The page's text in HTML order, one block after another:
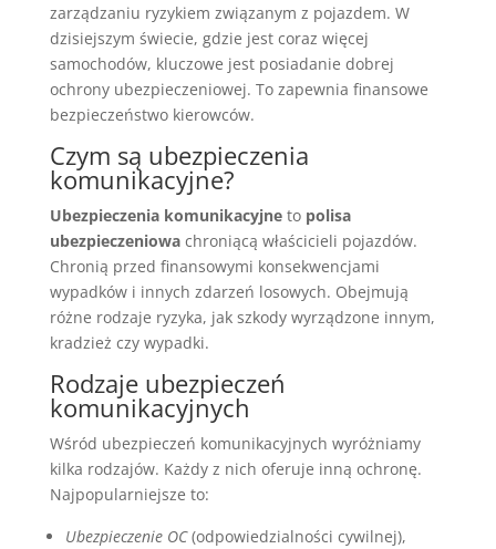
zarządzaniu ryzykiem związanym z pojazdem. W
dzisiejszym świecie, gdzie jest coraz więcej
samochodów, kluczowe jest posiadanie dobrej
ochrony ubezpieczeniowej. To zapewnia finansowe
bezpieczeństwo kierowców.
Czym są ubezpieczenia
komunikacyjne?
Ubezpieczenia komunikacyjneto polisa
ubezpieczeniowachroniącą właścicieli pojazdów.
Chronią przed finansowymi konsekwencjami
wypadków i innych zdarzeń losowych. Obejmują
różne rodzaje ryzyka, jak szkody wyrządzone innym,
kradzież czy wypadki.
Rodzaje ubezpieczeń
komunikacyjnych
Wśród ubezpieczeń komunikacyjnych wyróżniamy
kilka rodzajów. Każdy z nich oferuje inną ochronę.
Najpopularniejsze to:
Ubezpieczenie OC(odpowiedzialności cywilnej),